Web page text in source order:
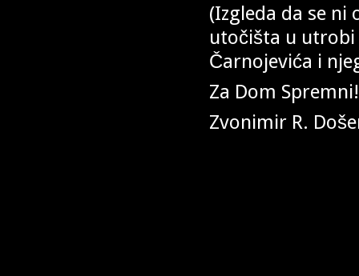
(Izgleda da se ni
utočišta u
Čarnojevića i
Za Dom Spremni!
Zvonimir R.